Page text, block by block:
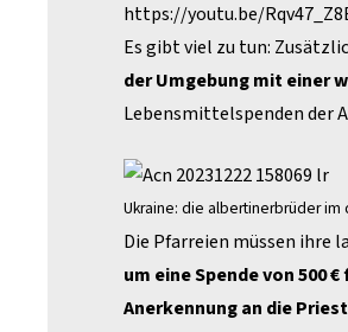
https://youtu.be/
Es gibt viel zu tun:
der Umgebung mit einer
Lebensmittelspenden der
Ukraine: die albertinerbrüder im
Die Pfarreien müssen ihre
um eine Spende von 500
Anerkennung an die